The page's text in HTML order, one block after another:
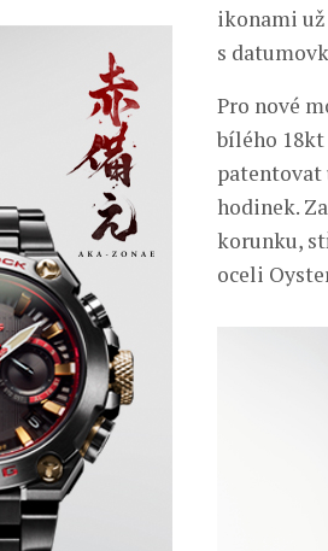
ikonami už
s
Pro nové
bílého 18kt
patentovat
hodinek.
korunku,
oceli